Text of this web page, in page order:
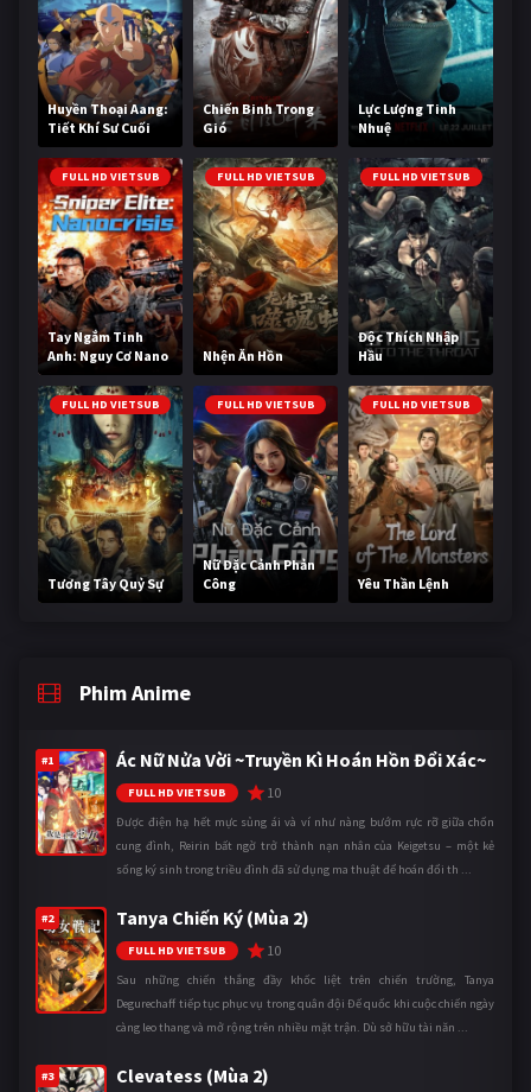
Huyền Thoại Aang:
Tiết Khí Sư Cuối
Cùng
Chiến Binh Trong
Gió
Lực Lượng Tinh
Nhuệ
FULL HD VIETSUB
Tay Ngắm Tinh
Anh: Nguy Cơ Nano
FULL HD VIETSUB
Nhện Ăn Hồn
FULL HD VIETSUB
Độc Thích Nhập
Hầu
FULL HD VIETSUB
Tương Tây Quỷ Sự
FULL HD VIETSUB
Nữ Đặc Cảnh Phản
Công
FULL HD VIETSUB
Yêu Thần Lệnh
Phim Anime
#1 Ác Nữ Nửa Vời ~Truyền Kì Hoán Hồn Đổi Xác~
FULL HD VIETSUB 10
Được điện hạ hết mực sủng ái và ví như nàng bướm rực rỡ giữa chốn
cung đình, Reirin bất ngờ trở thành nạn nhân của Keigetsu – một kẻ
sống ký sinh trong triều đình đã sử dụng ma thuật để hoán đổi th ...
#2 Tanya Chiến Ký (Mùa 2)
FULL HD VIETSUB 10
Sau những chiến thắng đầy khốc liệt trên chiến trường, Tanya
Degurechaff tiếp tục phục vụ trong quân đội Đế quốc khi cuộc chiến ngày
càng leo thang và mở rộng trên nhiều mặt trận. Dù sở hữu tài năn ...
#3 Clevatess (Mùa 2)